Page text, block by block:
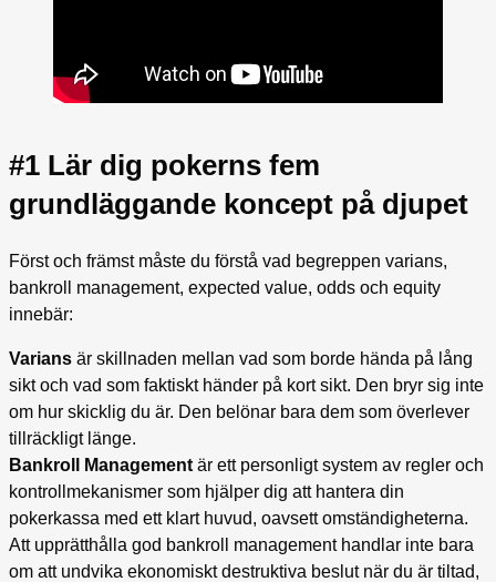
#1 Lär dig pokerns fem
grundläggande koncept på djupet
Först och främst måste du förstå vad begreppen varians,
bankroll management, expected value, odds och equity
innebär:
Varians är skillnaden mellan vad som borde hända på lång
sikt och vad som faktiskt händer på kort sikt. Den bryr sig inte
om hur skicklig du är. Den belönar bara dem som överlever
tillräckligt länge.
Bankroll Management är ett personligt system av regler och
kontrollmekanismer som hjälper dig att hantera din
pokerkassa med ett klart huvud, oavsett omständigheterna.
Att upprätthålla god bankroll management handlar inte bara
om att undvika ekonomiskt destruktiva beslut när du är tiltad,